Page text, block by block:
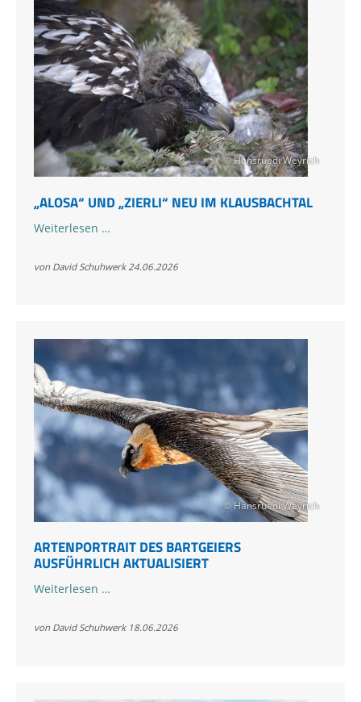
© Hansruedi Weyrich
„ALOSA“ UND „ZIERLI“ NEU IM KLAUSBACHTAL
Weiterlesen …„Alosa“
„Zierli“
von David Schuhwerk 24.06.2026
© Hansruedi Weyrich
ARTENPORTRAIT DES BARTGEIERS
AUSFÜHRLICH AKTUALISIERT
Weiterlesen …Artenportrait
Bartgeiers
von David Schuhwerk 18.06.2026